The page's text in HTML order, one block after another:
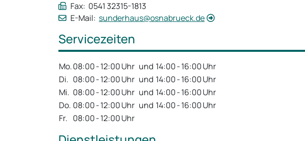
Fax: 0541 32315-1813
E-Mail: sunderhaus@osnabrueck.de
Servicezeiten
Mo.08:00-12:00Uhr und 14:00-16:00Uhr
Di. 08:00-12:00Uhr und 14:00-16:00Uhr
Mi. 08:00-12:00Uhr und 14:00-16:00Uhr
Do. 08:00-12:00Uhr und 14:00-16:00Uhr
Fr. 08:00-12:00Uhr